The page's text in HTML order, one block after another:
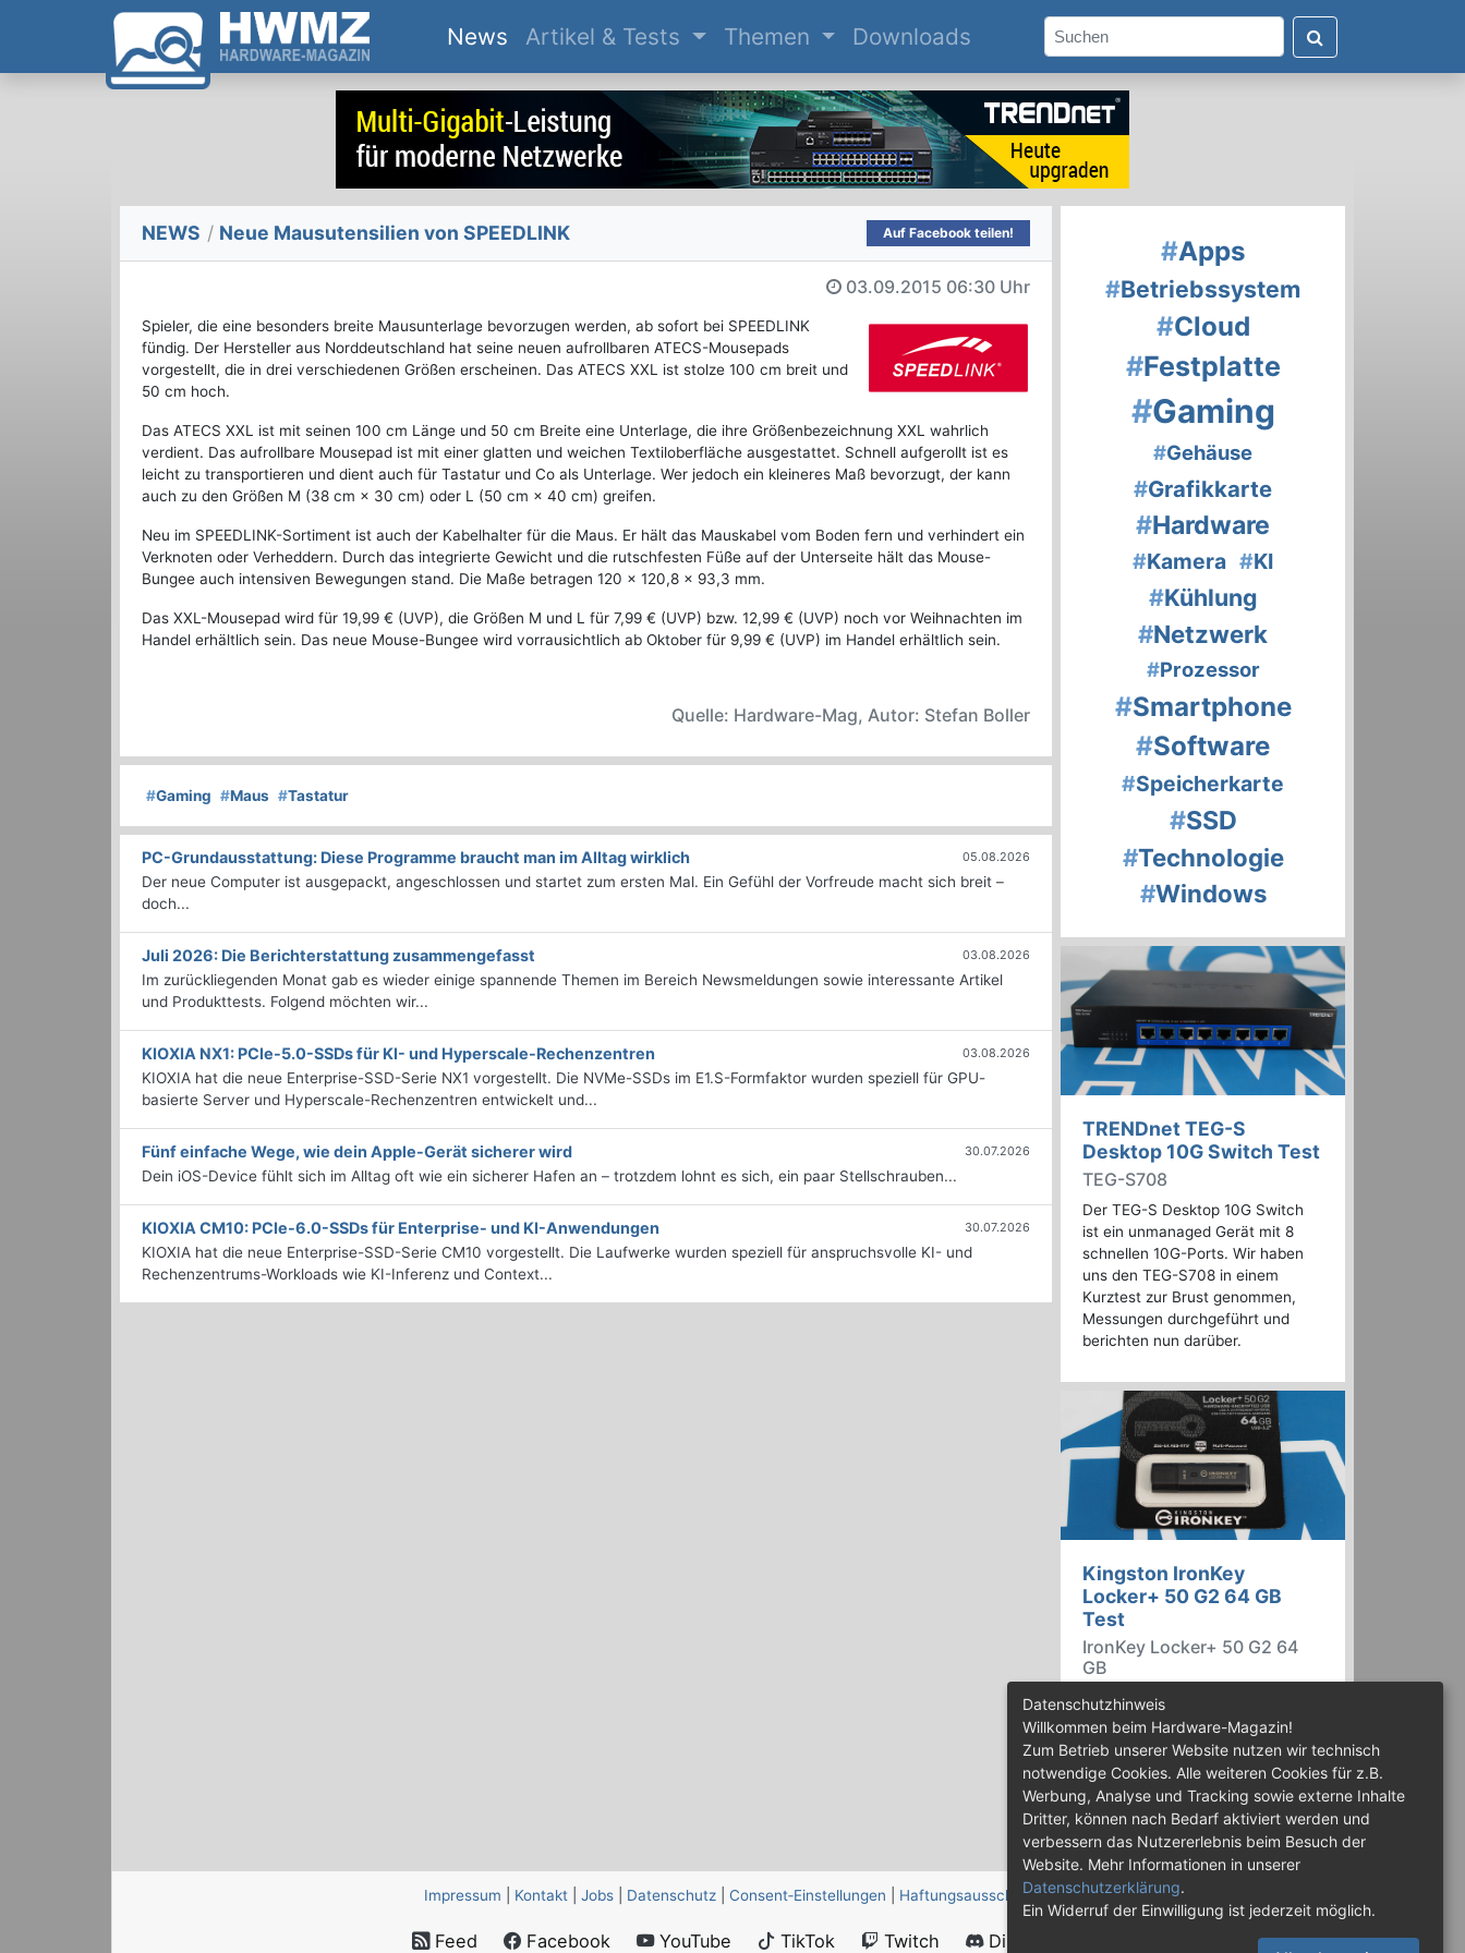
News(current)
Artikel & Tests Themen Downloads
NEWS / Neue Mausutensilien von SPEEDLINK Auf Facebook teilen!
03.09.2015 06:30 Uhr
Spieler, die eine besonders breite Mausunterlage bevorzugen werden, ab sofort bei SPEEDLINK
fündig. Der Hersteller aus Norddeutschland hat seine neuen aufrollbaren ATECS-Mousepads
vorgestellt, die in drei verschiedenen Größen erscheinen. Das ATECS XXL ist stolze 100 cm breit und
50 cm hoch.
Das ATECS XXL ist mit seinen 100 cm Länge und 50 cm Breite eine Unterlage, die ihre Größenbezeichnung XXL wahrlich
verdient. Das aufrollbare Mousepad ist mit einer glatten und weichen Textiloberfläche ausgestattet. Schnell aufgerollt ist es
leicht zu transportieren und dient auch für Tastatur und Co als Unterlage. Wer jedoch ein kleineres Maß bevorzugt, der kann
auch zu den Größen M (38 cm × 30 cm) oder L (50 cm × 40 cm) greifen.
Neu im SPEEDLINK-Sortiment ist auch der Kabelhalter für die Maus. Er hält das Mauskabel vom Boden fern und verhindert ein
Verknoten oder Verheddern. Durch das integrierte Gewicht und die rutschfesten Füße auf der Unterseite hält das Mouse-
Bungee auch intensiven Bewegungen stand. Die Maße betragen 120 × 120,8 × 93,3 mm.
Das XXL-Mousepad wird für 19,99 € (UVP), die Größen M und L für 7,99 € (UVP) bzw. 12,99 € (UVP) noch vor Weihnachten im
Handel erhältlich sein. Das neue Mouse-Bungee wird vorrausichtlich ab Oktober für 9,99 € (UVP) im Handel erhältlich sein.
Quelle: Hardware-Mag, Autor: Stefan Boller
#Gaming #Maus #Tastatur
PC-Grundausstattung: Diese Programme braucht man im Alltag wirklich 05.08.2026
Der neue Computer ist ausgepackt, angeschlossen und startet zum ersten Mal. Ein Gefühl der Vorfreude macht sich breit –
doch...
Juli 2026: Die Bericht­erstattung zusammengefasst 03.08.2026
Im zurückliegenden Monat gab es wieder einige spannende Themen im Bereich Newsmeldungen sowie interessante Artikel
und Produkttests. Folgend möchten wir...
KIOXIA NX1: PCIe-5.0-SSDs für KI- und Hyperscale-Rechenzentren 03.08.2026
KIOXIA hat die neue Enterprise-SSD-Serie NX1 vorgestellt. Die NVMe-SSDs im E1.S-Formfaktor wurden speziell für GPU-
basierte Server und Hyperscale-Rechenzentren entwickelt und...
Fünf einfache Wege, wie dein Apple-Gerät sicherer wird 30.07.2026
Dein iOS-Device fühlt sich im Alltag oft wie ein sicherer Hafen an – trotzdem lohnt es sich, ein paar Stellschrauben...
KIOXIA CM10: PCIe-6.0-SSDs für Enterprise- und KI-Anwendungen 30.07.2026
KIOXIA hat die neue Enterprise-SSD-Serie CM10 vorgestellt. Die Laufwerke wurden speziell für anspruchsvolle KI- und
Rechenzentrums-Workloads wie KI-Inferenz und Context...
#Apps
#Betriebssystem
#Cloud
#Festplatte
#Gaming
#Gehäuse
#Grafikkarte
#Hardware
#Kamera #KI
#Kühlung
#Netzwerk
#Prozessor
#Smartphone
#Software
#Speicherkarte
#SSD
#Technologie
#Windows
TRENDnet TEG-S
Desktop 10G Switch Test
TEG-S708
Der TEG-S Desktop 10G Switch
ist ein unmanaged Gerät mit 8
schnellen 10G-Ports. Wir haben
uns den TEG-S708 in einem
Kurztest zur Brust genommen,
Messungen durchgeführt und
berichten nun darüber.
Kingston IronKey
Locker+ 50 G2 64 GB
Test
IronKey Locker+ 50 G2 64
GB
Der IronKey Locker+ 50 G2 von
Kingston ist ein USB-
Flashspeicher mit 256 Bit starker
AES-HW-Verschlüsselung im XTS-
Modus. Wir haben das 64-GB-
Modell im Praxistest genauer
begutachtet.
Impressum Kontakt Jobs Datenschutz Consent‑Einstellungen Haftungsausschluss
Feed Facebook YouTube TikTok Twitch Discord
Datenschutzhinweis
Willkommen beim Hardware-Magazin!
Zum Betrieb unserer Website nutzen wir technisch
notwendige Cookies. Alle weiteren Cookies für z.B.
Werbung, Analyse und Tracking sowie externe Inhalte
Dritter, können nach Bedarf aktiviert werden und
verbessern das Nutzererlebnis beim Besuch der
Website. Mehr Informationen in unserer
Datenschutzerklärung.
Ein Widerruf der Einwilligung ist jederzeit möglich.